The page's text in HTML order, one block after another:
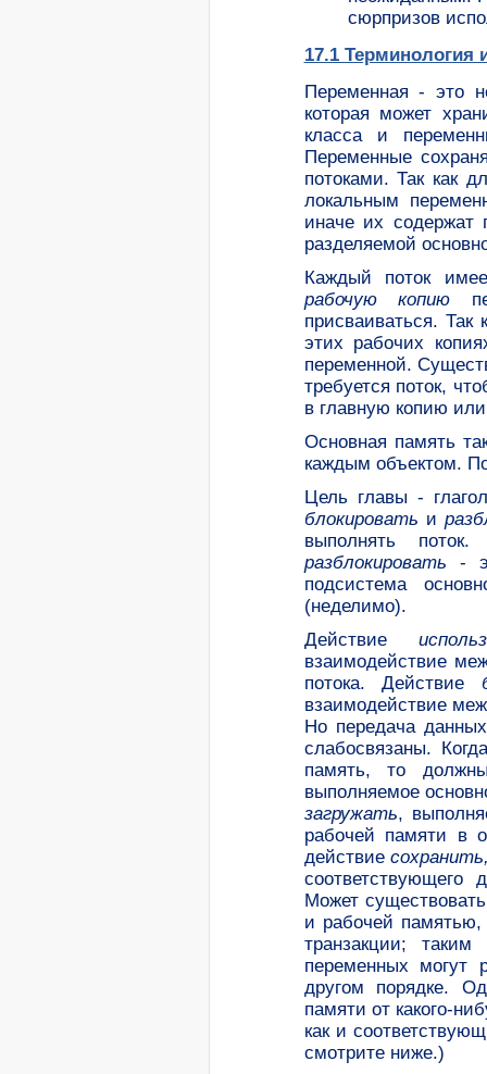
сюрпризов
17.1 Терминология
Переменная - это
которая может
класса и
Переменные
потоками. Так как
локальным
иначе их содержат
разделяемой
Каждый поток
рабочую копию
присваиваться. Так
этих рабочих
переменной.
требуется поток,
в главную копию
Основная память
каждым объектом.
Цель главы -
блокировать и
выполнять
разблокировать -
подсистема
(неделимо).
Действие
взаимодействие
потока. Действие
взаимодействие
Но передача
слабосвязаны.
память, то
выполняемое
загружать,
рабочей памяти в
действие
соответствующего
Может
и рабочей
транзакции;
переменных могут
другом порядке.
памяти от какого-
как и
смотрите ниже.)